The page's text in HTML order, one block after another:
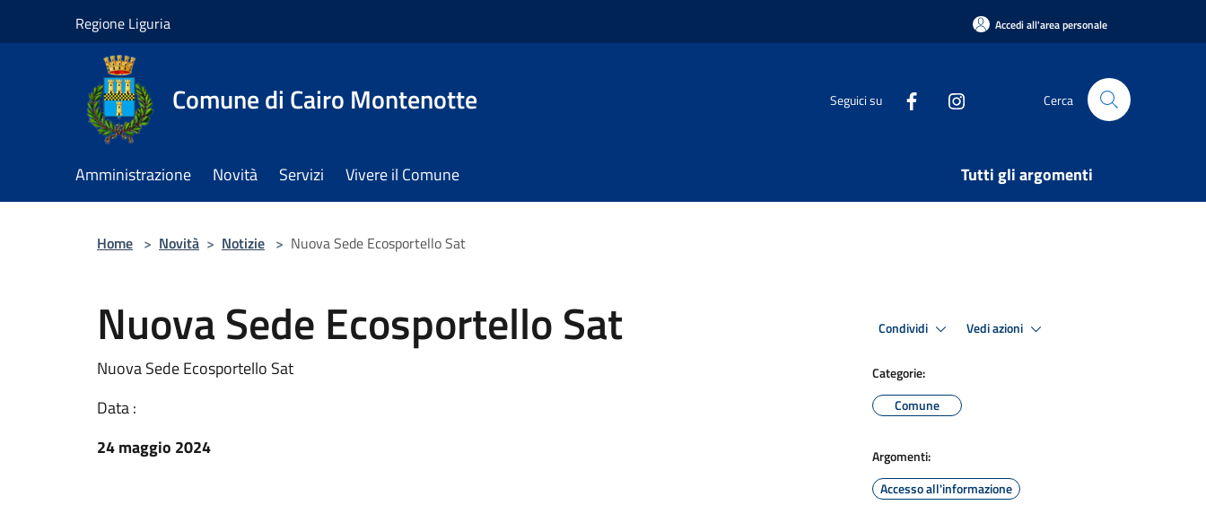
Regione Liguria Accedi all'area personale
Comune di Cairo Montenotte Seguici su Cerca
Amministrazione Novità Servizi Vivere il Comune Tutti gli argomenti
Home > Novità > Notizie > Nuova Sede Ecosportello Sat
Nuova Sede Ecosportello Sat
Nuova Sede Ecosportello Sat
Data :
24 maggio 2024
Condividi Vedi azioni
Categorie:
Comune
Argomenti:
Accesso all'informazione